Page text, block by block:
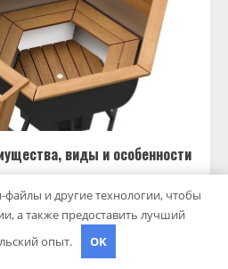
виды и особенности
2024
файлы и другие технологии, чтобы
а также предоставить лучший
опыт.
OK